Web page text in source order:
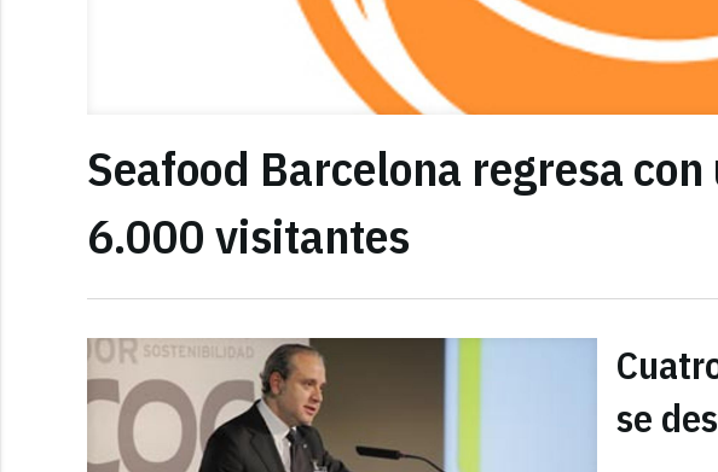
Seafood Barcelona regresa
6.000 visitantes
se